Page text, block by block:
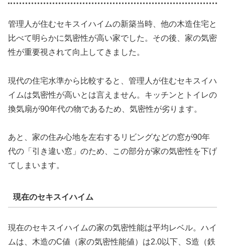
管理人が住むセキスイハイムの新築当時、他の木造住宅と
比べて明らかに気密性が高い家でした。その後、家の気密
性が重要視されて向上してきました。
現代の住宅水準から比較すると、管理人が住むセキスイハ
イムは気密性が高いとは言えません。キッチンとトイレの
換気扇が90年代の物であるため、気密性が劣ります。
あと、家の住み心地を左右するリビングなどの窓が90年
代の「引き違い窓」のため、この部分が家の気密性を下げ
てしまいます。
現在のセキスイハイム
現在のセキスイハイムの家の気密性能は平均レベル。ハイ
ムは、木造のC値（家の気密性能値）は2.0以下、S造（鉄